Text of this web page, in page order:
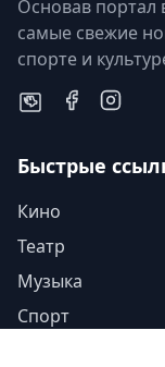
Основав портал
самые свежие
спорте и
Быстрые
Кино
Театр
Музыка
Спорт